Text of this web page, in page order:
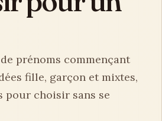
prénoms commençant
fille, garçon et mixtes,
pour choisir sans se